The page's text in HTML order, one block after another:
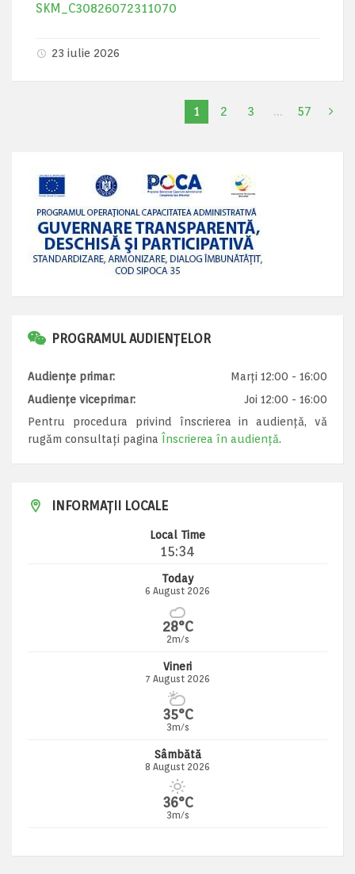
SKM_C30826072311070
23 iulie 2026
1 2 3 … 57
PROGRAMUL AUDIENȚELOR
Audiențe primar:
Marți 12:00 - 16:00
Audiențe viceprimar:
Joi 12:00 - 16:00
Pentru procedura privind înscrierea in audiență, vă
rugăm consultați pagina Înscrierea în audiență.
INFORMAȚII LOCALE
Local Time
15:34
Today
6 August 2026
28°C
2m/s
Vineri
7 August 2026
35°C
3m/s
Sâmbătă
8 August 2026
36°C
3m/s